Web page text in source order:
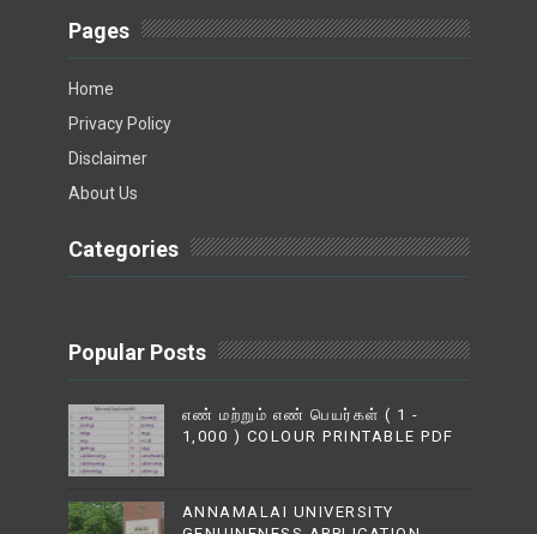
Pages
Home
Privacy Policy
Disclaimer
About Us
Categories
Popular Posts
எண் மற்றும் எண் பெயர்கள் ( 1 -
1,000 ) COLOUR PRINTABLE PDF
ANNAMALAI UNIVERSITY